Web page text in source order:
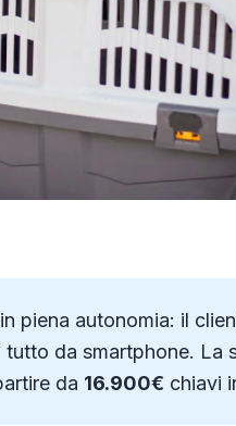
piena autonomia: il
da smartphone. La
da 16.900€ chiavi